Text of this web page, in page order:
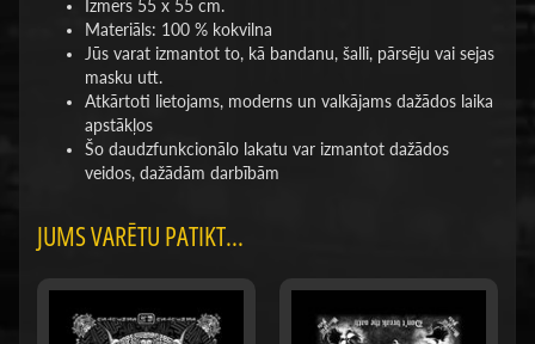
Izmērs 55 x 55 cm.
Materiāls: 100 % kokvilna
Jūs varat izmantot to, kā bandanu, šalli, pārsēju vai sejas
masku utt.
Atkārtoti lietojams, moderns un valkājams dažādos laika
apstākļos
Šo daudzfunkcionālo lakatu var izmantot dažādos
veidos, dažādām darbībām
JUMS VARĒTU PATIKT...